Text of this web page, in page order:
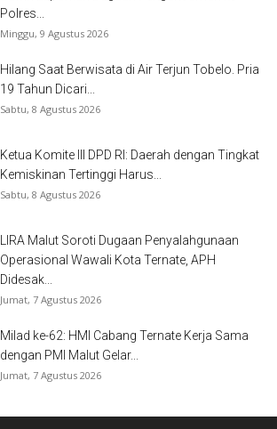
Polres...
Minggu, 9 Agustus 2026
Hilang Saat Berwisata di Air Terjun Tobelo. Pria
19 Tahun Dicari...
Sabtu, 8 Agustus 2026
Ketua Komite III DPD RI: Daerah dengan Tingkat
Kemiskinan Tertinggi Harus...
Sabtu, 8 Agustus 2026
LIRA Malut Soroti Dugaan Penyalahgunaan
Operasional Wawali Kota Ternate, APH
Didesak...
Jumat, 7 Agustus 2026
Milad ke-62: HMI Cabang Ternate Kerja Sama
dengan PMI Malut Gelar...
Jumat, 7 Agustus 2026